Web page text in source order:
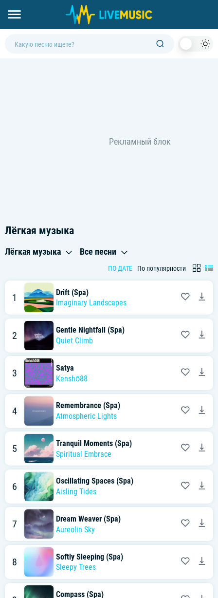
Лёгкая музыка
Лёгкая музыка Все песни
ПО ДАТЕ По популярности
1
Drift (Spa)
Imaginary Landscapes
2
Gentle Nightfall (Spa)
Quiet Climb
3
Satya
Kenshō88
4
Remembrance (Spa)
Atmospheric Lights
5
Tranquil Moments (Spa)
Spiritual Embrace
6
Oscillating Spaces (Spa)
Aisling Tides
7
Dream Weaver (Spa)
Aureolin Sky
8
Softly Sleeping (Spa)
Sleepy Trees
Compass (Spa)